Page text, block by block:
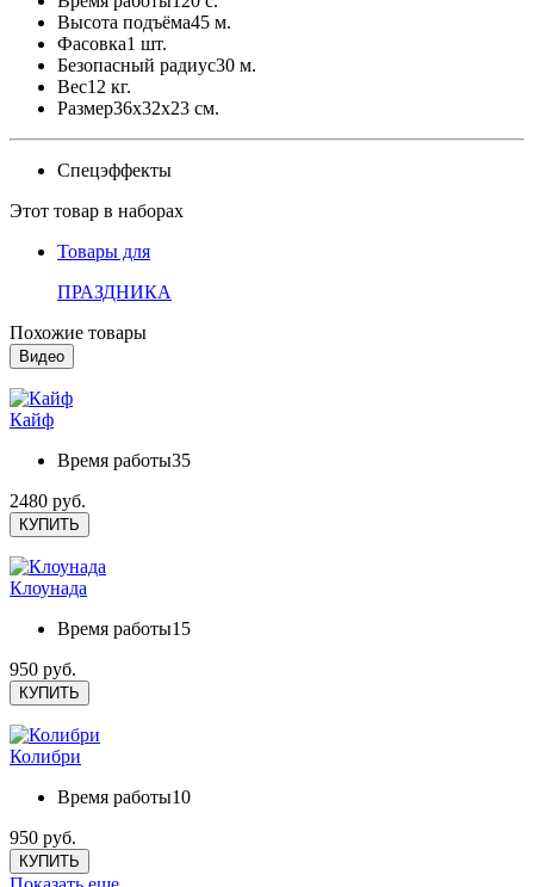
Высота подъёма45 м.
Фасовка1 шт.
Безопасный радиус30 м.
Вес12 кг.
Размер36x32x23 см.
Спецэффекты
Этот товар в наборах
Товары для
ПРАЗДНИКА
Похожие товары
Видео
Кайф
Время работы35
2480 руб.
КУПИТЬ
Клоунада
Время работы15
950 руб.
КУПИТЬ
Колибри
Время работы10
950 руб.
КУПИТЬ